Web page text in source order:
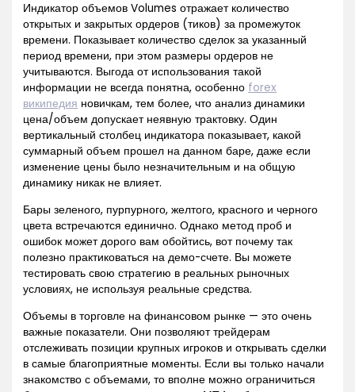
Индикатор объемов Volumes отражает количество
открытых и закрытых ордеров (тиков) за промежуток
времени. Показывает количество сделок за указанный
период времени, при этом размеры ордеров не
учитываются. Выгода от использования такой
информации не всегда понятна, особенно forex
википедия новичкам, тем более, что анализ динамики
цена/объем допускает неявную трактовку. Один
вертикальный столбец индикатора показывает, какой
суммарный объем прошел на данном баре, даже если
изменение цены было незначительным и на общую
динамику никак не влияет.
Бары зеленого, пурпурного, желтого, красного и черного
цвета встречаются единично. Однако метод проб и
ошибок может дорого вам обойтись, вот почему так
полезно практиковаться на демо-счете. Вы можете
тестировать свою стратегию в реальных рыночных
условиях, не используя реальные средства.
Объемы в торговле на финансовом рынке — это очень
важные показатели. Они позволяют трейдерам
отслеживать позиции крупных игроков и открывать сделки
в самые благоприятные моменты. Если вы только начали
знакомство с объемами, то вполне можно ограничиться